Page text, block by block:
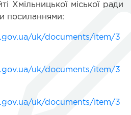
Хмільницької міської ради
посиланнями:
uk/documents/item/3
uk/documents/item/3
uk/documents/item/3